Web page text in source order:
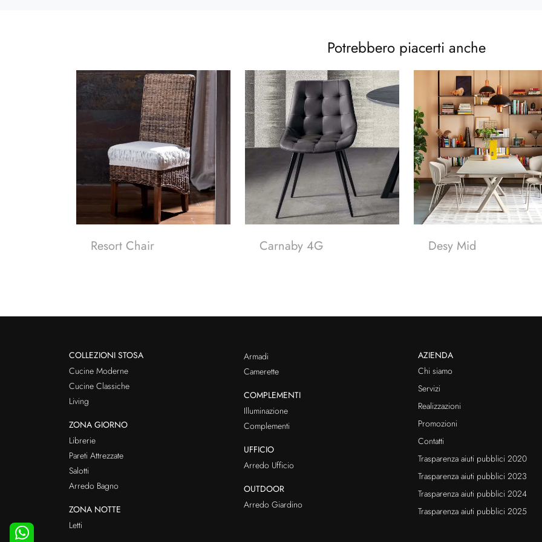
Potrebbero piacerti anche
Resort Chair Carnaby 4G Desy Mid
COLLEZIONI STOSA
Cucine Moderne
Cucine Classiche
Living
ZONA GIORNO
Librerie
Pareti Attrezzate
Salotti
Arredo Bagno
ZONA NOTTE
Letti
Armadi
Camerette
COMPLEMENTI
Illuminazione
Complementi
UFFICIO
Arredo Ufficio
OUTDOOR
Arredo Giardino
AZIENDA
Chi siamo
Servizi
Realizzazioni
Promozioni
Contatti
Trasparenza aiuti pubblici 2020
Trasparenza aiuti pubblici 2023
Trasparenza aiuti pubblici 2024
Trasparenza aiuti pubblici 2025